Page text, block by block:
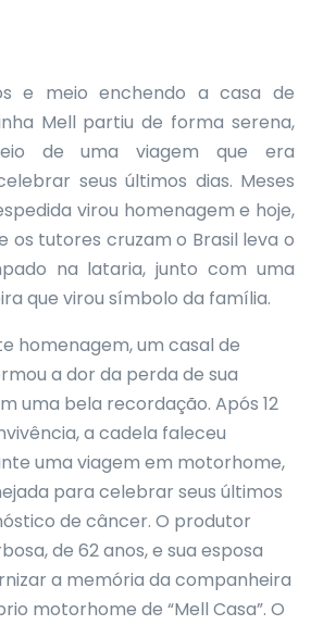
e meio enchendo a casa de
Mell partiu de forma serena,
de uma viagem que era
seus últimos dias. Meses
virou homenagem e hoje,
os tutores cruzam o Brasil leva o
na lataria, junto com uma
que virou símbolo da família.
homenagem, um casal de
a dor da perda de sua
uma bela recordação. Após 12
a cadela faleceu
uma viagem em motorhome,
para celebrar seus últimos
de câncer. O produtor
de 62 anos, e sua esposa
a memória da companheira
motorhome de “Mell Casa”. O